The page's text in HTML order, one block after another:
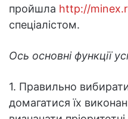
пройшла http://
спеціалістом.
Ось основні функції
1. Правильно
домагатися їх